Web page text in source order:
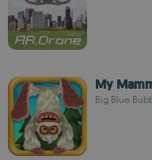
My
Big Blue